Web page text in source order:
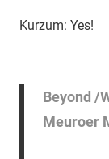
Kurzum: Yes!
Beyond /
Meuroer